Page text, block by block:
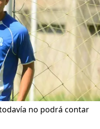
no podrá contar